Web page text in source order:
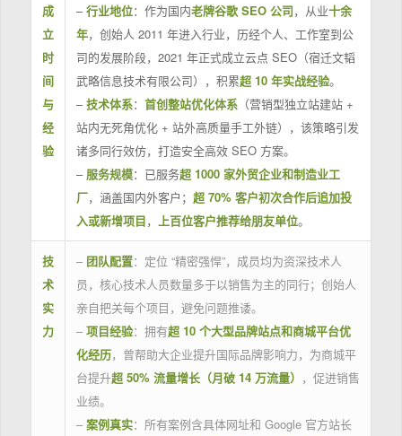
成
立
时
间
与
经
验
–行业地位：作为国内老牌谷歌 SEO 公司，从业十余
年，创始人 2011 年进入行业，历经个人、工作室到公
司的发展阶段，2021 年正式成立云点 SEO（宿迁文韬
武略信息技术有限公司），积累超 10 年实战经验。
–技术体系： 首创整站优化体系（营销型独立站建站 +
站内无死角优化 + 站外高质量手工外链），该策略引发
诸多同行效仿，打造安全高效 SEO 方案。
– 服务规模：已服务超 1000 家外贸企业和制造业工
厂，涵盖国内外客户； 超 70% 客户初次合作后追加投
入或新增项目， 上百位客户推荐给朋友单位。
技
术
实
力
– 团队配置：定位 “精密强悍”，成员均为资深技术人
员，核心技术人员数量多于以销售为主的同行；创始人
亲自把关每个项目，避免问题推诿。
– 项目经验：拥有超 10 个大型品牌站点和商城平台优
化经历，曾帮助大企业提升国际品牌影响力，为商城平
台提升超 50% 流量增长（月破 14 万流量） ，促进销售
业绩。
– 案例真实：所有案例含具体网址和 Google 官方站长